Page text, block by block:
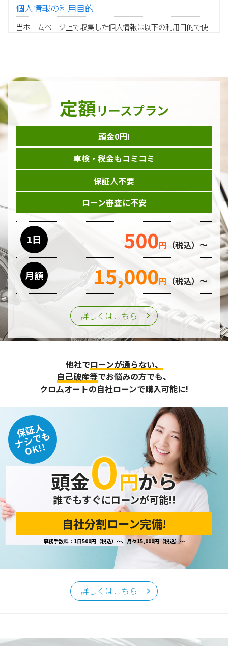
個人情報の利用目的
当ホームページ上で収集した個人情報は以下の利用目的で使
当グループの業務に従事する協力会社様担当者の識別
当グループ内で共同利用する人事関連システムの運用
ダイレクトメール等を利用したアンケート・キャンペーン
などの意見・情報の調査
当ホームページはサービスに関するお問い合わせやご質問、
資料のご請求や各サービス等のお申し込みなど、当ホームペ
ージのサービス提供過程で、氏名、連絡先、勤務先等の個人
情報を書面、電子媒体、ウェブ等を介して収集致します。
委託先の管理･監督
利用目的の遂行のために業務を委託する場合、個人情報の取
り扱いに関する委託先の適正な管理・監督をおこないます。
第三者への提供
個人情報は、ご本人の同意を得た場合または法令の定めがあ
る場合を除き、第三者に提供することはいたしません。
個人情報の管理
失、破壊、改ざん及び漏えいなどに対する予防ならびに是正
に努め、合理的な安全対策を講じます。
また、個人情報保護に関する法令およびその他の規範を遵守
するとともに、この方針に基づく個人情報保護規程や体制を
定め、その内容を継続的に見直し、改善に努めます。
個人情報の訂正･削除・開示
ご本人から、登録されている個人情報について訂正・削除・
開示の請求があった場合は、迅速に対応いたします。
当ホームページが保有する個人情報の取り扱い、および訂
正・削除・開示等に関するお問い合わせ先は、以下の通りで
個人情報保護担当窓口
当社の「個人情報の取扱い」に関するお問い合わせは、下記
クロムオート
〒002-0865 札幌市北区屯田町740
TEL／011-790-7766FAX／011-790-6818
E-mail：info@chromeauto.co.jp
定額リースプラン
頭金0円!
車検・税金もコミコミ
保証人不要
ローン審査に不安
1日 500円 （税込）～
月額 15,000円 （税込）～
詳しくはこちら
他社でローンが通らない、
自己破産等でお悩みの方でも、
クロムオートの自社ローンで購入可能に!
保証人
ナシでも
OK!!
頭金０円から
誰でもすぐにローンが可能!!
自社分割ローン完備!
事務手数料：1日500円（税込）～、月々15,000円（税込）～
詳しくはこちら